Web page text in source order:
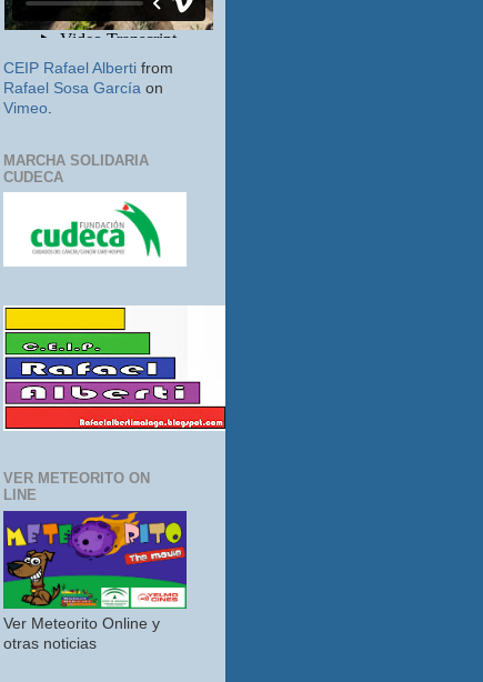
CEIP Rafael Alberti from
Rafael Sosa García on
Vimeo
MARCHA SOLIDARIA
CUDECA
VER METEORITO ON
LINE
Ver Meteorito Online y
otras noticias